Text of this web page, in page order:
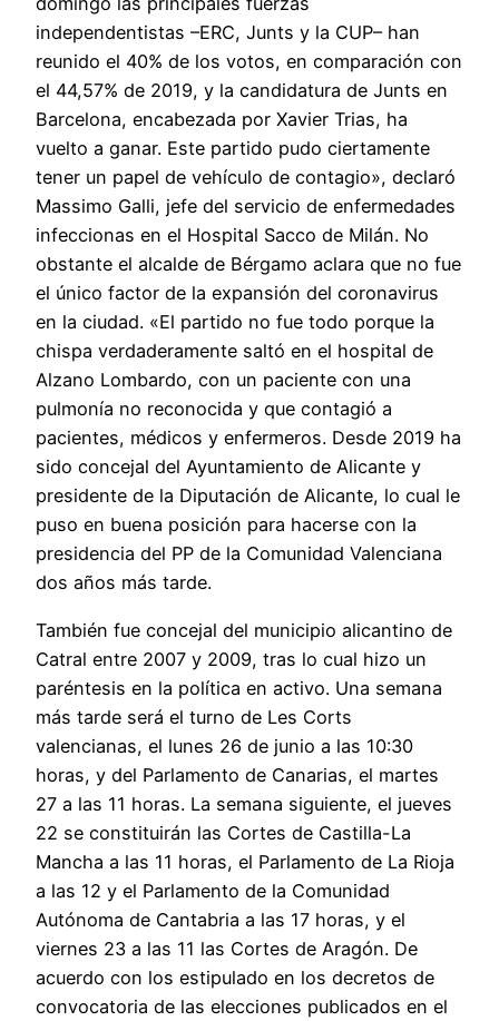
independentistas –ERC, Junts y la CUP– han
reunido el 40% de los votos, en comparación con
el 44,57% de 2019, y la candidatura de Junts en
Barcelona, encabezada por Xavier Trias, ha
vuelto a ganar. Este partido pudo ciertamente
tener un papel de vehículo de contagio», declaró
Massimo Galli, jefe del servicio de enfermedades
infeccionas en el Hospital Sacco de Milán. No
obstante el alcalde de Bérgamo aclara que no fue
el único factor de la expansión del coronavirus
en la ciudad. «El partido no fue todo porque la
chispa verdaderamente saltó en el hospital de
Alzano Lombardo, con un paciente con una
pulmonía no reconocida y que contagió a
pacientes, médicos y enfermeros. Desde 2019 ha
sido concejal del Ayuntamiento de Alicante y
presidente de la Diputación de Alicante, lo cual le
puso en buena posición para hacerse con la
presidencia del PP de la Comunidad Valenciana
dos años más tarde.
También fue concejal del municipio alicantino de
Catral entre 2007 y 2009, tras lo cual hizo un
paréntesis en la política en activo. Una semana
más tarde será el turno de Les Corts
valencianas, el lunes 26 de junio a las 10:30
horas, y del Parlamento de Canarias, el martes
27 a las 11 horas. La semana siguiente, el jueves
22 se constituirán las Cortes de Castilla-La
Mancha a las 11 horas, el Parlamento de La Rioja
a las 12 y el Parlamento de la Comunidad
Autónoma de Cantabria a las 17 horas, y el
viernes 23 a las 11 las Cortes de Aragón. De
acuerdo con los estipulado en los decretos de
convocatoria de las elecciones publicados en el